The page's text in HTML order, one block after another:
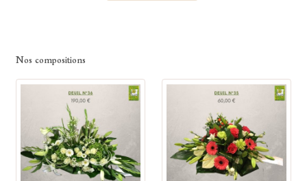
Nos compositions